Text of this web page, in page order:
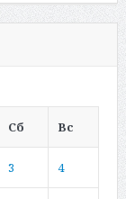
Сб Вс
3 4